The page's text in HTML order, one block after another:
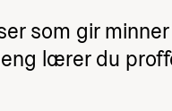
som gir
lærer du